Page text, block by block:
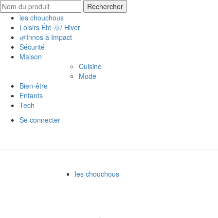
Rechercher
les chouchous
Loisirs Été 🌞/ Hiver
🌿Innos à Impact
Sécurité
Maison
Cuisine
Mode
Bien-être
Enfants
Tech
Se connecter
les chouchous